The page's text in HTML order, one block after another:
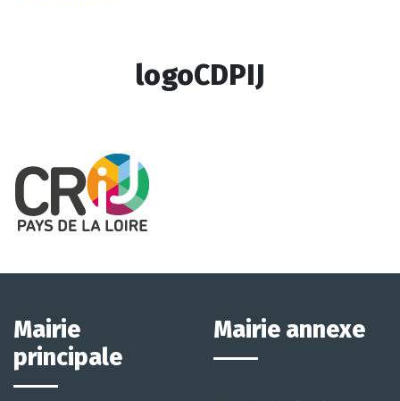
logoCDPIJ
Mairie
principale
Mairie annexe